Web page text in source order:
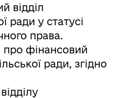
відділ
ради у статусі
права.
фінансовий
ради, згідно